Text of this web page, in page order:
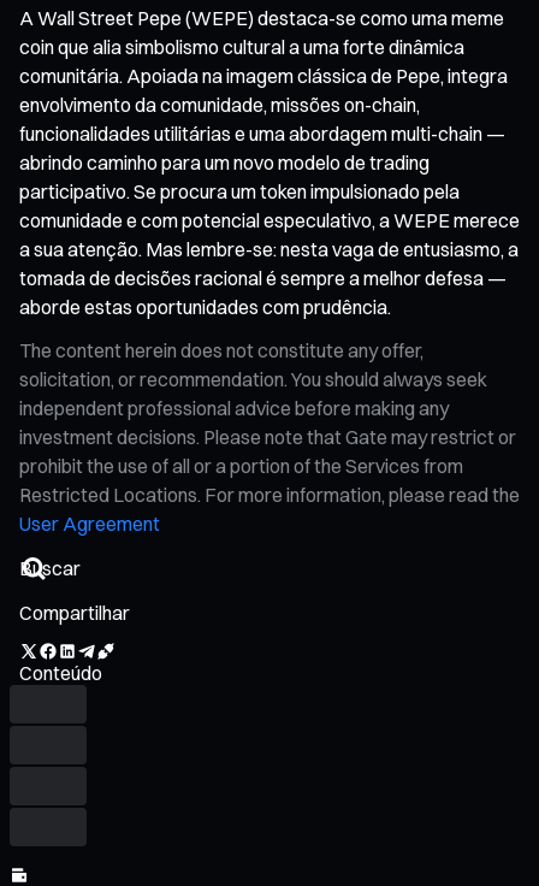
A Wall Street Pepe (WEPE) destaca-se como uma meme
coin que alia simbolismo cultural a uma forte dinâmica
comunitária. Apoiada na imagem clássica de Pepe, integra
envolvimento da comunidade, missões on-chain,
funcionalidades utilitárias e uma abordagem multi-chain —
abrindo caminho para um novo modelo de trading
participativo. Se procura um token impulsionado pela
comunidade e com potencial especulativo, a WEPE merece
a sua atenção. Mas lembre-se: nesta vaga de entusiasmo, a
tomada de decisões racional é sempre a melhor defesa —
aborde estas oportunidades com prudência.
The content herein does not constitute any offer,
solicitation, or recommendation. You should always seek
independent professional advice before making any
investment decisions. Please note that Gate may restrict or
prohibit the use of all or a portion of the Services from
Restricted Locations. For more information, please read the
User Agreement
Compartilhar
Conteúdo